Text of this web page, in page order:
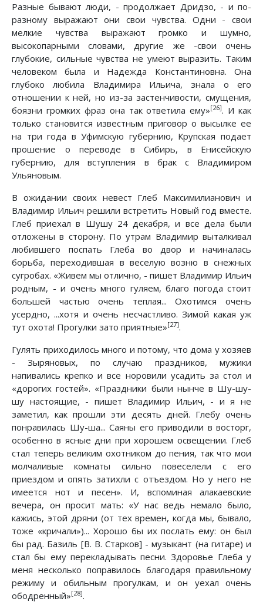
Разные бывают люди, - продолжает Дридзо, - и по-
разному выражают они свои чувства. Одни - свои
мелкие чувства выражают громко и шумно,
высокопарными словами, другие же -свои очень
глубокие, сильные чувства не умеют выразить. Таким
человеком была и Надежда Константиновна. Она
глубоко любила Владимира Ильича, знала о его
отношении к ней, но из-за застенчивости, смущения,
боязни громких фраз она так ответила ему»[26]. И как
только становится известным приговор о высылке ее
на три года в Уфимскую губернию, Крупская подает
прошение о переводе в Сибирь, в Енисейскую
губернию, для вступления в брак с Владимиром
Ульяновым.
В ожидании своих невест Глеб Максимилианович и
Владимир Ильич решили встретить Новый год вместе.
Глеб приехал в Шушу 24 декабря, и все дела были
отложены в сторону. По утрам Владимир выталкивал
любившего поспать Глеба во двор и начиналась
борьба, переходившая в веселую возню в снежных
сугробах. «Живем мы отлично, - пишет Владимир Ильич
родным, - и очень много гуляем, благо погода стоит
большей частью очень теплая... Охотимся очень
усердно, ...хотя и очень несчастливо. Зимой какая уж
тут охота! Прогулки зато приятные»[27].
Гулять приходилось много и потому, что дома у хозяев
- Зыряновых, по случаю праздников, мужики
напивались крепко и все норовили усадить за стол и
«дорогих гостей». «Праздники были нынче в Шу-шу-
шу настоящие, - пишет Владимир Ильич, - и я не
заметил, как прошли эти десять дней. Глебу очень
понравилась Шу-ша... Саяны его приводили в восторг,
особенно в ясные дни при хорошем освещении. Глеб
стал теперь великим охотником до пения, так что мои
молчаливые комнаты сильно повеселели с его
приездом и опять затихли с отъездом. Но у него не
имеется нот и песен». И, вспоминая алакаевские
вечера, он просит мать: «У нас ведь немало было,
кажись, этой дряни (от тех времен, когда мы, бывало,
тоже «кричали»)... Хорошо бы их послать ему: он был
бы рад. Базиль [В. В. Старков] - музыкант (на гитаре) и
стал бы ему перекладывать песни. Здоровье Глеба у
меня несколько поправилось благодаря правильному
режиму и обильным прогулкам, и он уехал очень
ободренный»[28].